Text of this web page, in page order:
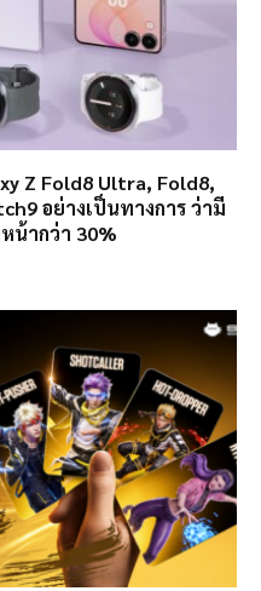
Z Fold8 Ultra, Fold8,
อย่างเป็นทางการ ว่ามี
น้ากว่า 30%